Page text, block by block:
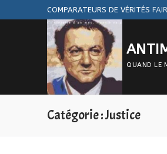
au
COMPARATEURS DE VÉRITÉS
QUAND LE
Catégorie :Justice